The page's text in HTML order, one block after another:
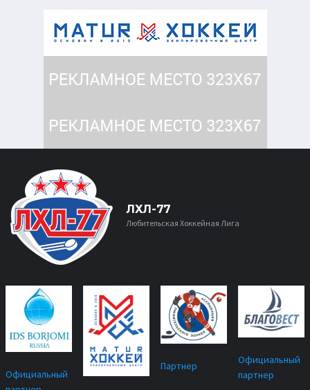
ЛХЛ-77
Любительская Хоккейная Лига
Официальный
Партнер
Официальный
партнер